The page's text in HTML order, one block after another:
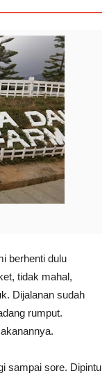
berhenti dulu
tidak mahal,
Dijalanan sudah
rumput.
sampai sore. Dipintu